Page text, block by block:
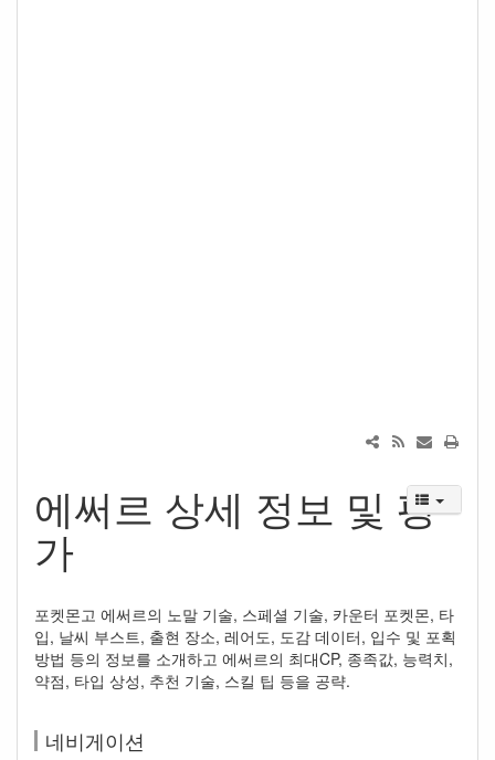
에써르 상세 정보 및 평
가
포켓몬고 에써르의 노말 기술, 스페셜 기술, 카운터 포켓몬, 타
입, 날씨 부스트, 출현 장소, 레어도, 도감 데이터, 입수 및 포획
방법 등의 정보를 소개하고 에써르의 최대CP, 종족값, 능력치,
약점, 타입 상성, 추천 기술, 스킬 팁 등을 공략.
네비게이션